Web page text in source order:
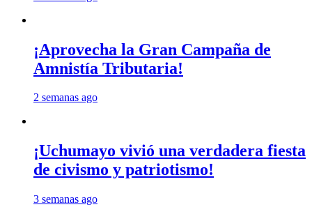
¡Aprovecha la Gran Campaña de
Amnistía Tributaria!
2 semanas ago
¡Uchumayo vivió una verdadera fiesta
de civismo y patriotismo!
3 semanas ago